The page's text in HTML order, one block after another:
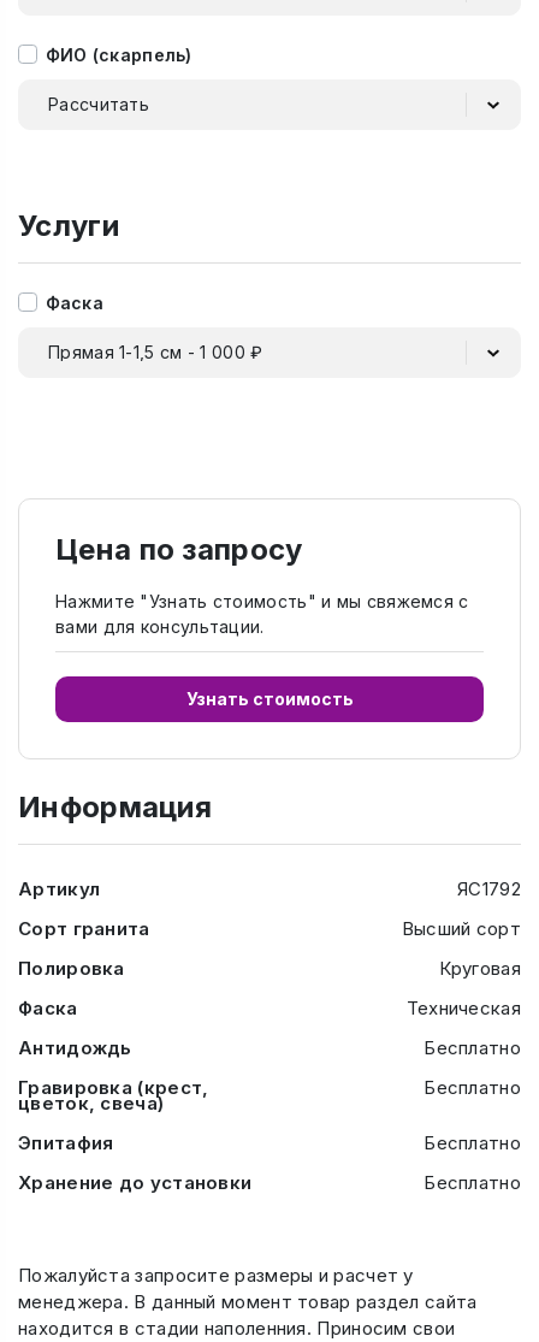
ФИО (скарпель)
Рассчитать
Услуги
Фаска
Прямая 1-1,5 см - 1 000 ₽
Цена по запросу
Нажмите "Узнать стоимость" и мы свяжемся с
вами для консультации.
Узнать стоимость
Информация
Артикул
ЯС1792
Сорт гранита
Высший сорт
Полировка
Круговая
Фаска
Техническая
Антидождь
Бесплатно
Гравировка (крест,
цветок, свеча)
Бесплатно
Эпитафия
Бесплатно
Хранение до установки
Бесплатно
Пожалуйста запросите размеры и расчет у
менеджера. В данный момент товар раздел сайта
находится в стадии наполенния. Приносим свои